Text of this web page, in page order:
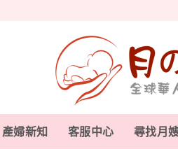
產婦新知 客服中心 尋找月